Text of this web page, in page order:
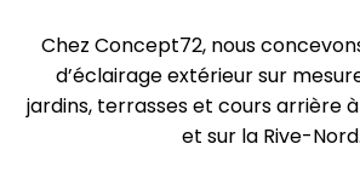
Chez Concept72, nous
d’éclairage extérieur sur
jardins, terrasses et cours arrière à
et sur la Rive-Nord.